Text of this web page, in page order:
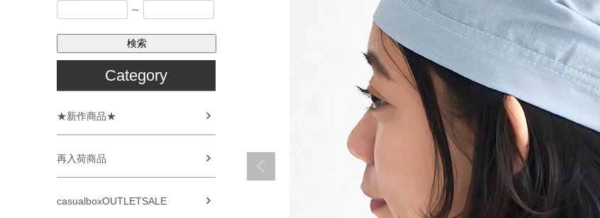
～
検索
Category
★新作商品★
再入荷商品
casualboxOUTLETSALE